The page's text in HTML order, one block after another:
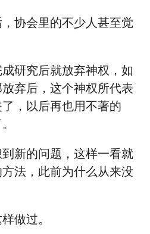
协会里的不少人甚至觉
研究后就放弃神权，如
弃后，这个神权所代表
，以后再也用不著的
新的问题，这样一看就
法，此前为什么从来没
做过。